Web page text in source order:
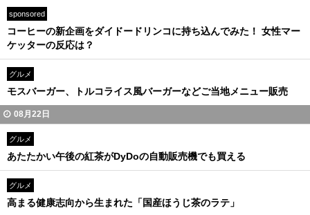
sponsored
コーヒーの新企画をダイドードリンコに持ち込んでみた！ 女性マー
ケッターの反応は？
グルメ
モスバーガー、トルコライス風バーガーなどご当地メニュー販売
08月22日
グルメ
あたたかい午後の紅茶がDyDoの自動販売機でも買える
グルメ
高まる健康志向から生まれた「国産ほうじ茶のラテ」